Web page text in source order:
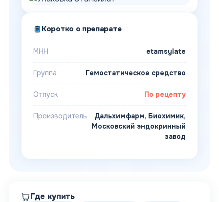
Коротко о препарате
МНН etamsylate
Группа Гемостатическое средство
Отпуск По рецепту
Производитель
Дальхимфарм, Биохимик,
Московский эндокринный
завод
Где купить